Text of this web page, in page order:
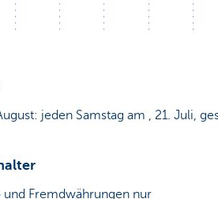
jeden Samstag am , 21. Juli,
und Fremdwährungen nur